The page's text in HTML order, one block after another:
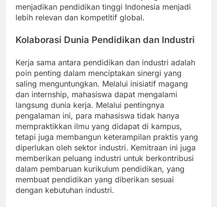
menjadikan pendidikan tinggi Indonesia menjadi
lebih relevan dan kompetitif global.
Kolaborasi Dunia Pendidikan dan Industri
Kerja sama antara pendidikan dan industri adalah
poin penting dalam menciptakan sinergi yang
saling menguntungkan. Melalui inisiatif magang
dan internship, mahasiswa dapat mengalami
langsung dunia kerja. Melalui pentingnya
pengalaman ini, para mahasiswa tidak hanya
mempraktikkan ilmu yang didapat di kampus,
tetapi juga membangun keterampilan praktis yang
diperlukan oleh sektor industri. Kemitraan ini juga
memberikan peluang industri untuk berkontribusi
dalam pembaruan kurikulum pendidikan, yang
membuat pendidikan yang diberikan sesuai
dengan kebutuhan industri.